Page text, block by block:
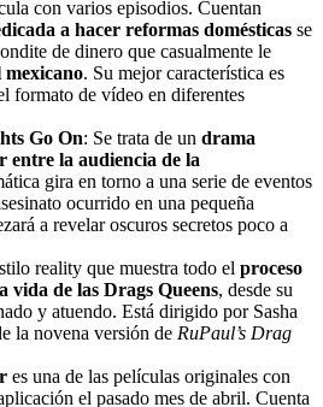
con varios episodios. Cuentan
a hacer reformas domésticas se
de dinero que casualmente le
mexicano. Su mejor característica es
formato de vídeo en diferentes
Go On: Se trata de un drama
la audiencia de la
gira en torno a una serie de eventos
ocurrido en una pequeña
a revelar oscuros secretos poco a
reality que muestra todo el proceso
vida de las Drags Queens, desde su
y atuendo. Está dirigido por Sasha
la novena versión de RuPaul’s Drag
es una de las películas originales con
el pasado mes de abril. Cuenta